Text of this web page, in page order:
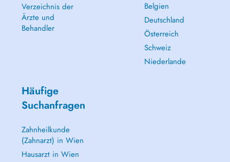
Verzeichnis der
Ärzte und
Behandler
Belgien
Deutschland
Österreich
Schweiz
Niederlande
Häufige
Suchanfragen
Zahnheilkunde
(Zahnarzt) in Wien
Hausarzt in Wien